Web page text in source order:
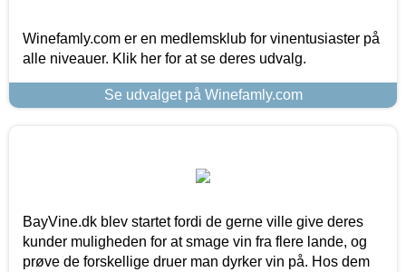
Winefamly.com er en medlemsklub for vinentusiaster på
alle niveauer. Klik her for at se deres udvalg.
Se udvalget på Winefamly.com
BayVine.dk blev startet fordi de gerne ville give deres
kunder muligheden for at smage vin fra flere lande, og
prøve de forskellige druer man dyrker vin på. Hos dem